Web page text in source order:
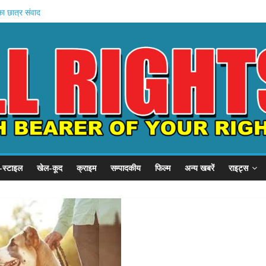
से गुहार
छात्र संवाद
शुरू
प्रदर्शन
खेल-कूद क्राइम सम्पादकीय फिल्म अन्य खबरें राइट्स